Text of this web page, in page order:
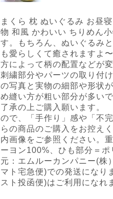
まくら 枕 ぬいぐるみ お昼
物 和風 かわいい ちりめん
す。もちろん、ぬいぐるみ
も愛らしくて癒されますよ
方によって柄の配置などが
刺繍部分やパーツの取り付
の写真と実物の細部や形状
め縫い方が粗い部分が多い
了承の上ご購入願います
ので、「手作り」感や「不
らの商品のご購入をお控え
内画像をご参照ください。
ーヨン100%、ひも部分＝
元：エムルーカンパニー(
マト宅急便)での発送になり
スト投函便)はご利用になれ